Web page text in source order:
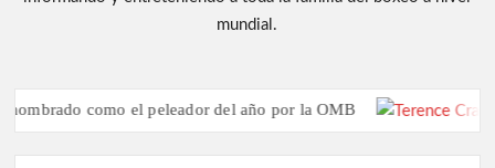
mundial.
como el peleador del año por la OMB